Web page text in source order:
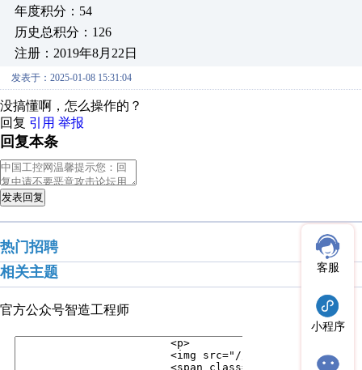
年度积分：54
历史总积分：126
注册：2019年8月22日
发表于：2025-01-08 15:31:04
没搞懂啊，怎么操作的？
回复 引用 举报
回复本条
发表回复
热门招聘
相关主题
官方公众号智造工程师
客服
小程序